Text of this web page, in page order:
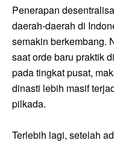
Penerapan
daerah-daerah di
semakin berkembang.
saat orde baru praktik
pada tingkat pusat,
dinasti lebih masif
pilkada.
Terlebih lagi, setelah